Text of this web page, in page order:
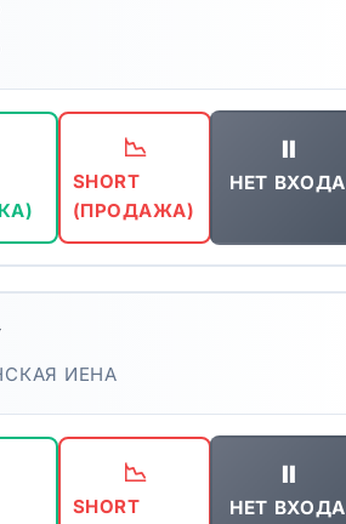
📉
SHORT
(ПРОДАЖА)
⏸️
НЕТ ВХОДА
ИЕНА
📉
SHORT
⏸️
НЕТ ВХОДА